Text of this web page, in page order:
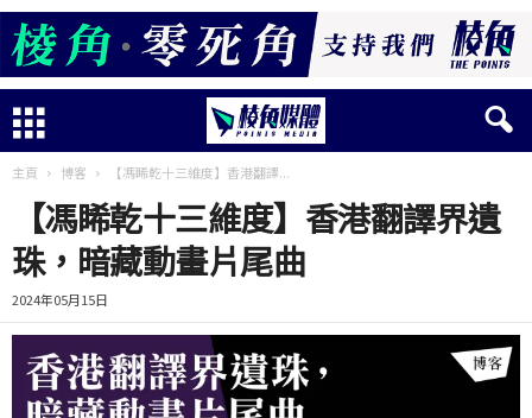
主頁 博客 【馮睎乾十三維度】香港翻譯...
【馮睎乾十三維度】香港翻譯界遺
珠，暗藏動畫片尾曲
2024年05月15日